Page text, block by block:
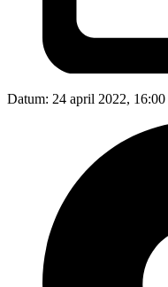
Datum: 24 april 2022, 16:00